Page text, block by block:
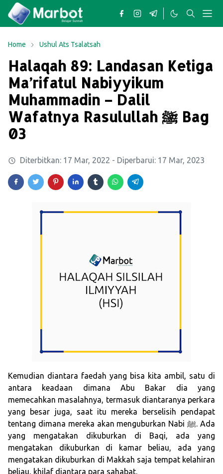
Home Ushul Ats Tsalatsah
Halaqah 89: Landasan Ketiga
Ma’rifatul Nabiyyikum
Muhammadin – Dalil
Wafatnya Rasulullah ﷺ Bag
03
Diterbitkan: 17 Mar, 2022 - Diperbarui: 17 Mar, 2023
Kemudian diantara faedah yang bisa kita ambil, satu di
antara keadaan dimana Abu Bakar dia yang
memecahkan masalahnya, termasuk diantaranya perkara
yang besar juga, saat itu mereka berselisih pendapat
tentang dimana mereka akan menguburkan Nabi ﷺ. Ada
yang mengatakan dikuburkan di Baqi, ada yang
mengatakan dikuburkan di kamar beliau, ada yang
mengatakan dikuburkan di Makkah saja tempat kelahiran
beliau, khilaf diantara para sahabat.